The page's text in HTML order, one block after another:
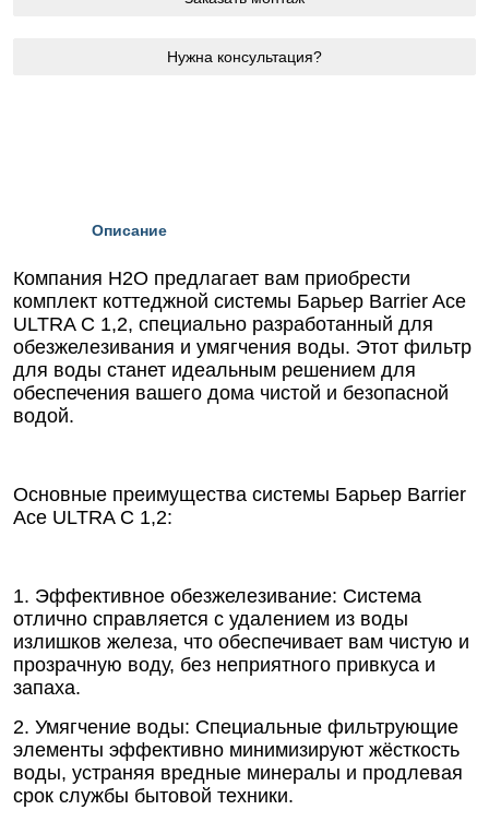
Нужна консультация?
Описание
Компания Н2О предлагает вам приобрести
комплект коттеджной системы Барьер Barrier Ace
ULTRA C 1,2, специально разработанный для
обезжелезивания и умягчения воды. Этот фильтр
для воды станет идеальным решением для
обеспечения вашего дома чистой и безопасной
водой.
Основные преимущества системы Барьер Barrier
Ace ULTRA C 1,2:
1. Эффективное обезжелезивание: Система
отлично справляется с удалением из воды
излишков железа, что обеспечивает вам чистую и
прозрачную воду, без неприятного привкуса и
запаха.
2. Умягчение воды: Специальные фильтрующие
элементы эффективно минимизируют жёсткость
воды, устраняя вредные минералы и продлевая
срок службы бытовой техники.